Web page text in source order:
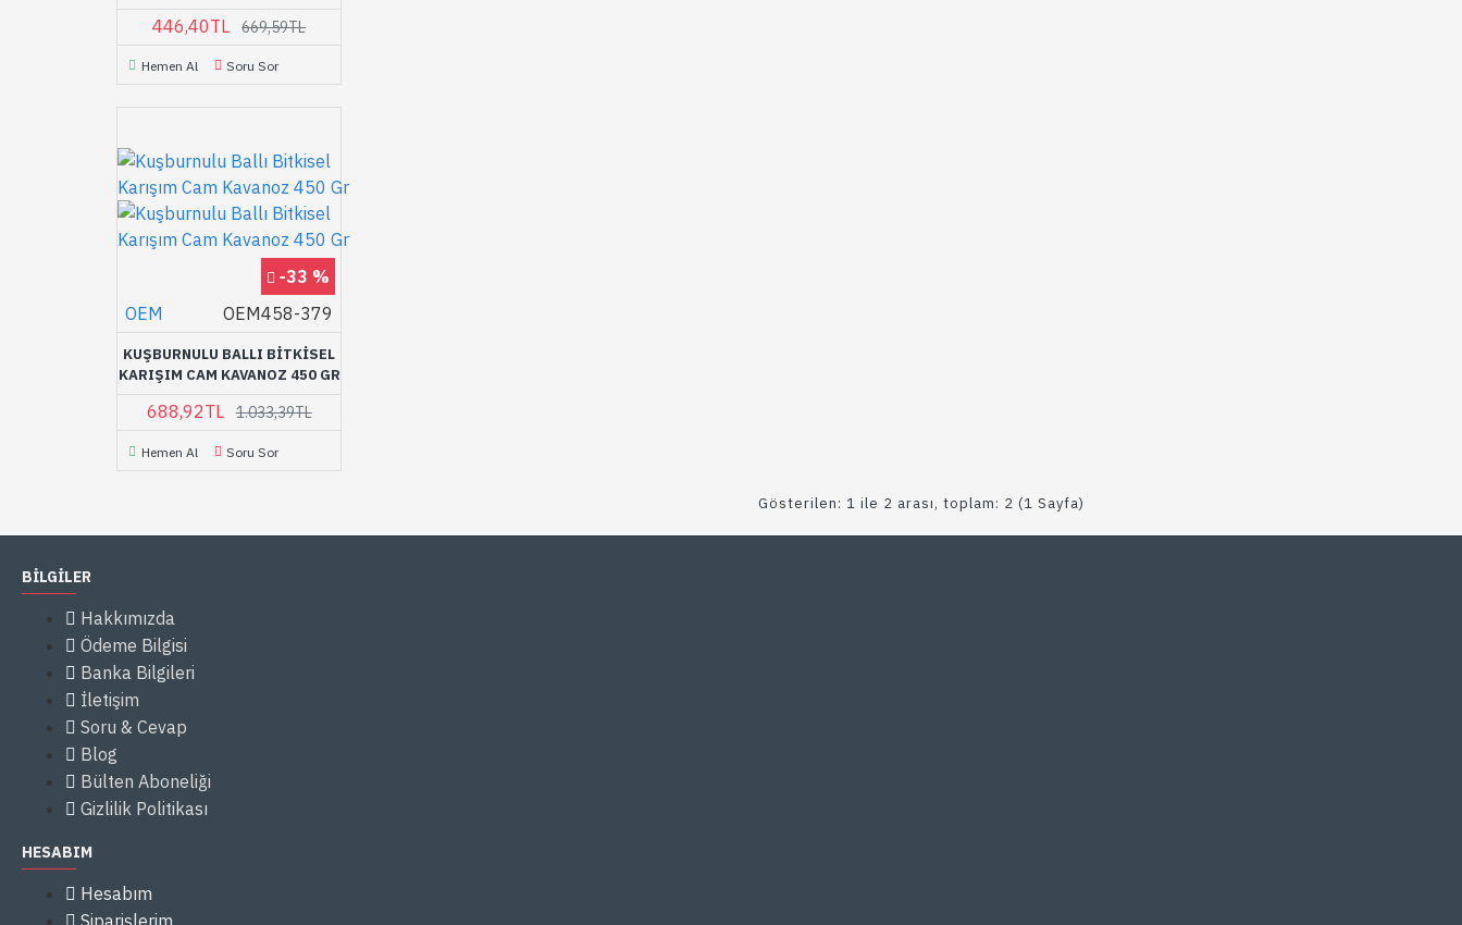
446,40TL 669,59TL
Hemen Al Soru Sor
-33 %
OEM
OEM458-379
KUŞBURNULU BALLI BITKISEL
KARIŞIM CAM KAVANOZ 450 GR
688,92TL 1.033,39TL
Hemen Al Soru Sor
Gösterilen: 1 ile 2 arası, toplam: 2 (1 Sayfa)
BİLGİLER
Hakkımızda
Ödeme Bilgisi
Banka Bilgileri
İletişim
Soru & Cevap
Blog
Bülten Aboneliği
Gizlilik Politikası
HESABIM
Hesabım
Siparişlerim